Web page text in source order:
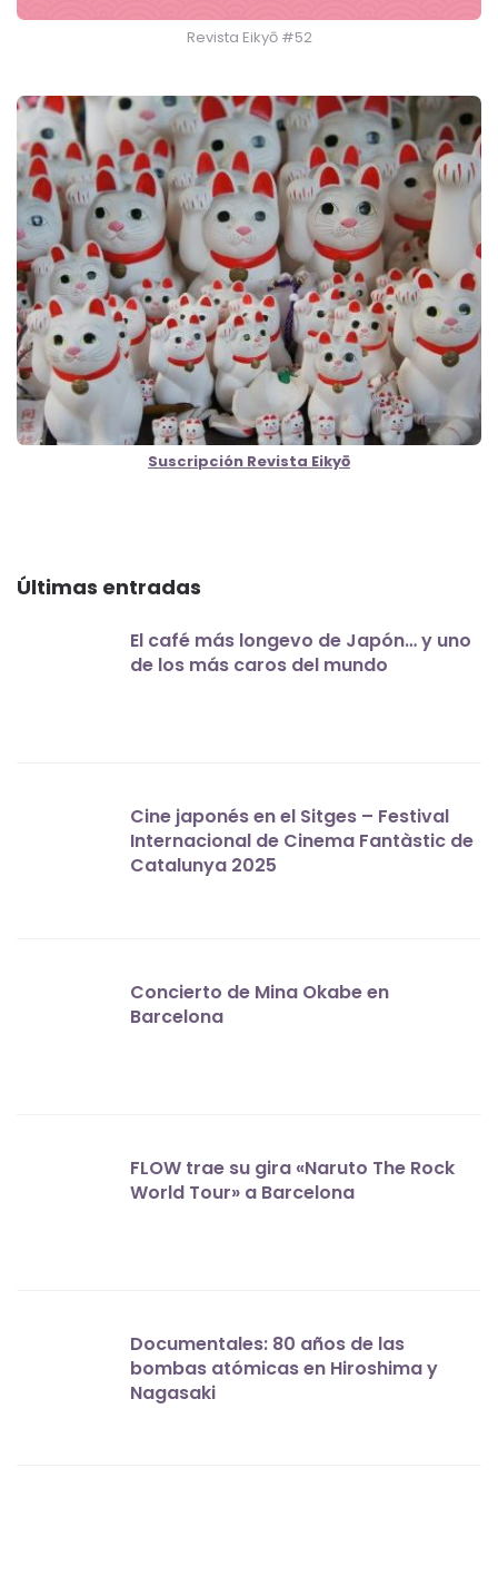
Revista Eikyō #52
Suscripción Revista Eikyō
Últimas entradas
El café más longevo de Japón… y uno
de los más caros del mundo
Cine japonés en el Sitges – Festival
Internacional de Cinema Fantàstic de
Catalunya 2025
Concierto de Mina Okabe en
Barcelona
FLOW trae su gira «Naruto The Rock
World Tour» a Barcelona
Documentales: 80 años de las
bombas atómicas en Hiroshima y
Nagasaki